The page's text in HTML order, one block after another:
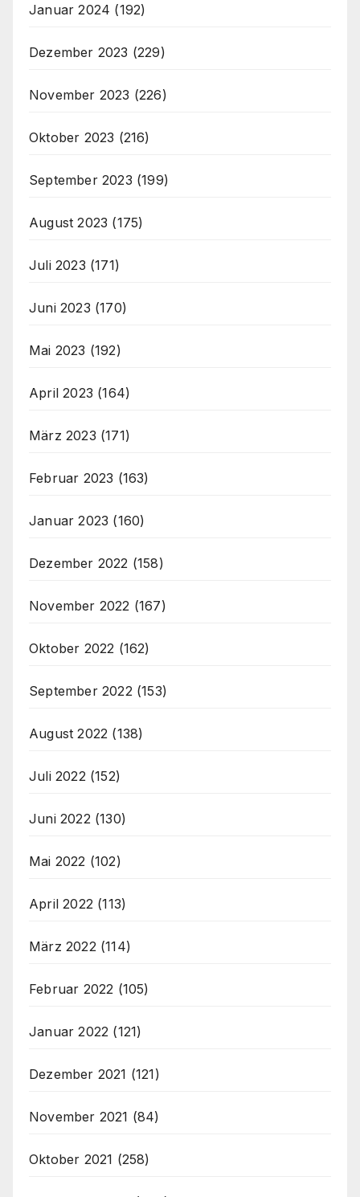
Januar 2024 (192)
Dezember 2023 (229)
November 2023 (226)
Oktober 2023 (216)
September 2023 (199)
August 2023 (175)
Juli 2023 (171)
Juni 2023 (170)
Mai 2023 (192)
April 2023 (164)
März 2023 (171)
Februar 2023 (163)
Januar 2023 (160)
Dezember 2022 (158)
November 2022 (167)
Oktober 2022 (162)
September 2022 (153)
August 2022 (138)
Juli 2022 (152)
Juni 2022 (130)
Mai 2022 (102)
April 2022 (113)
März 2022 (114)
Februar 2022 (105)
Januar 2022 (121)
Dezember 2021 (121)
November 2021 (84)
Oktober 2021 (258)